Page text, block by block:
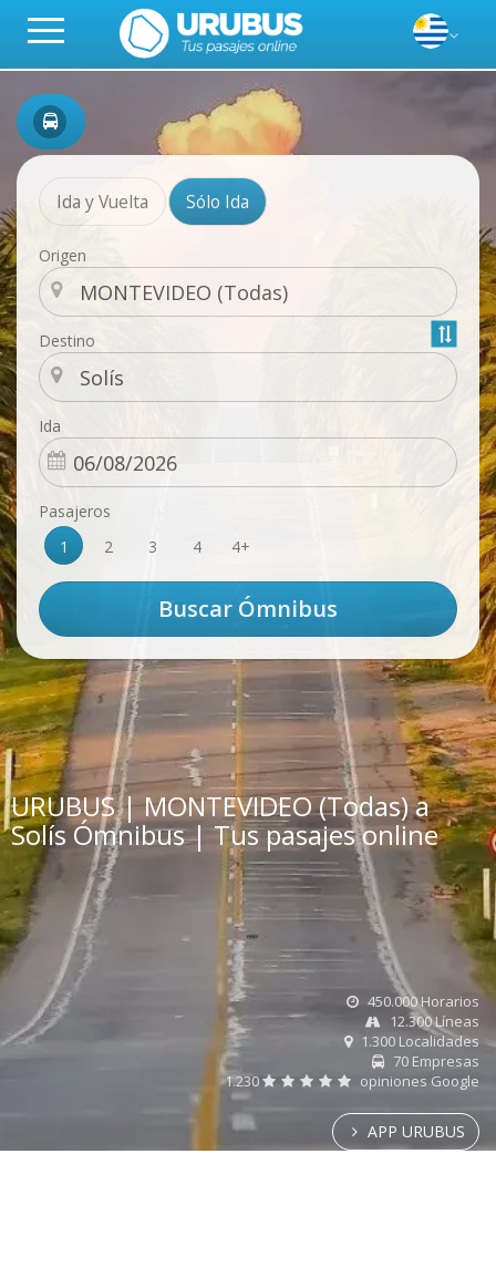
Ida y Vuelta Sólo Ida
Origen
Destino
Ida
Pasajeros
1
2 3 4 4+
URUBUS | MONTEVIDEO (Todas) a
Solís Ómnibus | Tus pasajes online
450.000 Horarios
12.300 Líneas
1.300 Localidades
70 Empresas
1.230
opiniones Google
APP URUBUS